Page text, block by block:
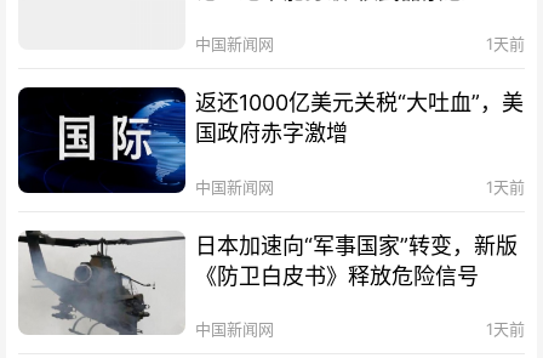
中国新闻网 1天前
返还1000亿美元关税“大吐血”，美
国政府赤字激增
中国新闻网 1天前
日本加速向“军事国家”转变，新版
《防卫白皮书》释放危险信号
中国新闻网 1天前